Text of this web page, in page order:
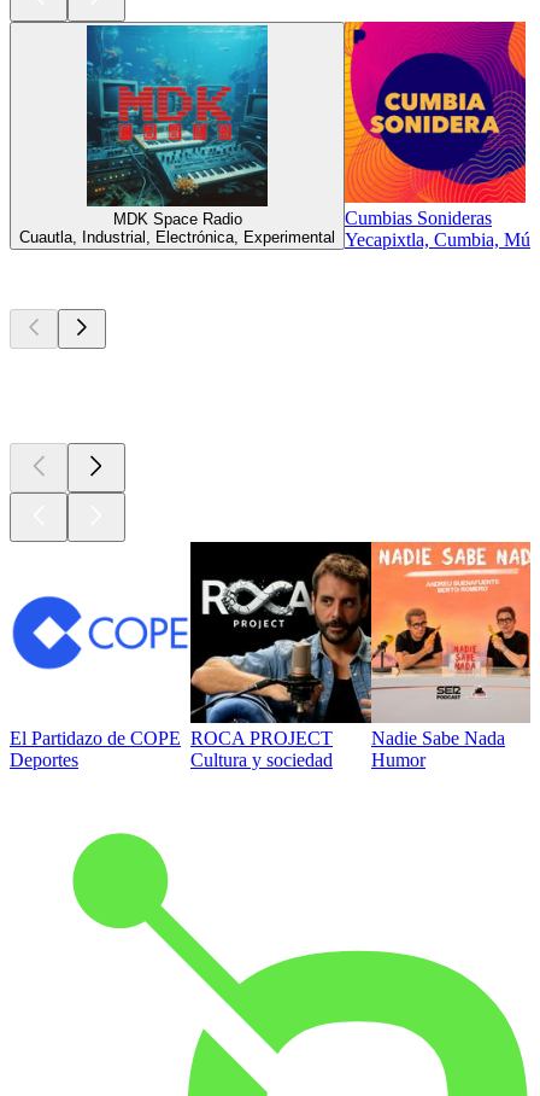
MDK Space Radio
Cuautla, Industrial, Electrónica, Experimental
Cumbias Sonideras
Yecapixtla, Cumbia,
El Partidazo de COPE
Deportes
ROCA PROJECT
Cultura y sociedad
Nadie Sabe Nada
Humor